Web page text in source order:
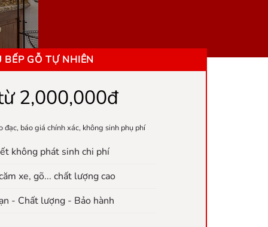
BẾP GỖ TỰ NHIÊN
2,000,000đ
đạc, báo giá chính xác, không sinh phụ phí
không phát sinh chi phí
xe, gõ... chất lượng cao
- Chất lượng - Bảo hành